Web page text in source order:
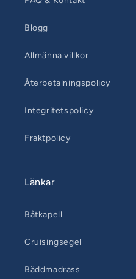
Blogg
Allmänna villkor
Återbetalningspolicy
Integritetspolicy
Fraktpolicy
Länkar
Båtkapell
Cruisingsegel
Bäddmadrass